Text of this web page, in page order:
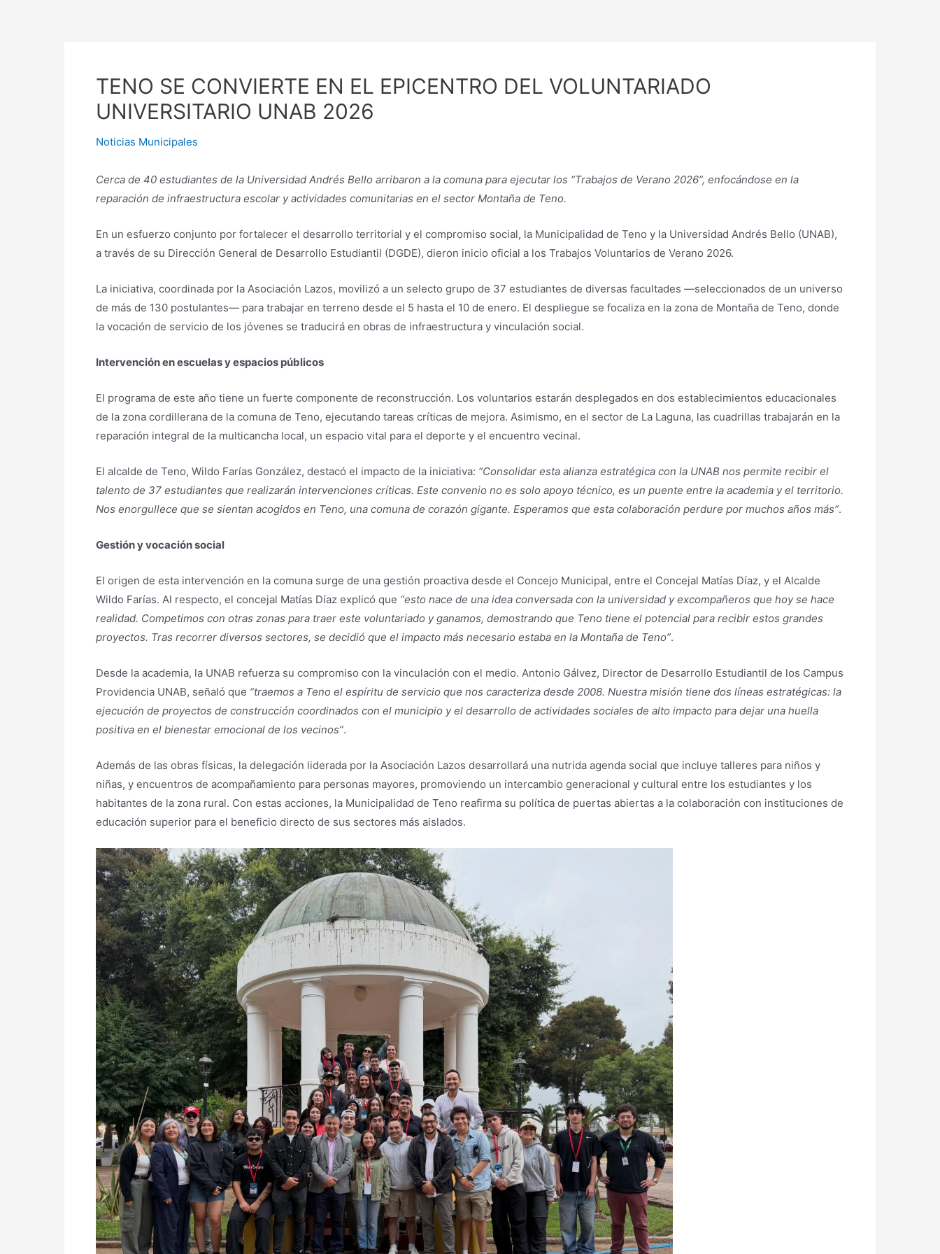
TENO SE CONVIERTE EN EL EPICENTRO DEL VOLUNTARIADO
UNIVERSITARIO UNAB 2026
Noticias Municipales
Cerca de 40 estudiantes de la Universidad Andrés Bello arribaron a la comuna para ejecutar los “Trabajos de Verano 2026”, enfocándose en la
reparación de infraestructura escolar y actividades comunitarias en el sector Montaña de Teno.
En un esfuerzo conjunto por fortalecer el desarrollo territorial y el compromiso social, la Municipalidad de Teno y la Universidad Andrés Bello (UNAB),
a través de su Dirección General de Desarrollo Estudiantil (DGDE), dieron inicio oficial a los Trabajos Voluntarios de Verano 2026.
La iniciativa, coordinada por la Asociación Lazos, movilizó a un selecto grupo de 37 estudiantes de diversas facultades —seleccionados de un universo
de más de 130 postulantes— para trabajar en terreno desde el 5 hasta el 10 de enero. El despliegue se focaliza en la zona de Montaña de Teno, donde
la vocación de servicio de los jóvenes se traducirá en obras de infraestructura y vinculación social.
Intervención en escuelas y espacios públicos
El programa de este año tiene un fuerte componente de reconstrucción. Los voluntarios estarán desplegados en dos establecimientos educacionales
de la zona cordillerana de la comuna de Teno, ejecutando tareas críticas de mejora. Asimismo, en el sector de La Laguna, las cuadrillas trabajarán en la
reparación integral de la multicancha local, un espacio vital para el deporte y el encuentro vecinal.
El alcalde de Teno, Wildo Farías González, destacó el impacto de la iniciativa: “Consolidar esta alianza estratégica con la UNAB nos permite recibir el
talento de 37 estudiantes que realizarán intervenciones críticas. Este convenio no es solo apoyo técnico, es un puente entre la academia y el territorio.
Nos enorgullece que se sientan acogidos en Teno, una comuna de corazón gigante. Esperamos que esta colaboración perdure por muchos años más”.
Gestión y vocación social
El origen de esta intervención en la comuna surge de una gestión proactiva desde el Concejo Municipal, entre el Concejal Matías Díaz, y el Alcalde
Wildo Farías. Al respecto, el concejal Matías Díaz explicó que “esto nace de una idea conversada con la universidad y excompañeros que hoy se hace
realidad. Competimos con otras zonas para traer este voluntariado y ganamos, demostrando que Teno tiene el potencial para recibir estos grandes
proyectos. Tras recorrer diversos sectores, se decidió que el impacto más necesario estaba en la Montaña de Teno”.
Desde la academia, la UNAB refuerza su compromiso con la vinculación con el medio. Antonio Gálvez, Director de Desarrollo Estudiantil de los Campus
Providencia UNAB, señaló que “traemos a Teno el espíritu de servicio que nos caracteriza desde 2008. Nuestra misión tiene dos líneas estratégicas: la
ejecución de proyectos de construcción coordinados con el municipio y el desarrollo de actividades sociales de alto impacto para dejar una huella
positiva en el bienestar emocional de los vecinos”.
Además de las obras físicas, la delegación liderada por la Asociación Lazos desarrollará una nutrida agenda social que incluye talleres para niños y
niñas, y encuentros de acompañamiento para personas mayores, promoviendo un intercambio generacional y cultural entre los estudiantes y los
habitantes de la zona rural. Con estas acciones, la Municipalidad de Teno reafirma su política de puertas abiertas a la colaboración con instituciones de
educación superior para el beneficio directo de sus sectores más aislados.